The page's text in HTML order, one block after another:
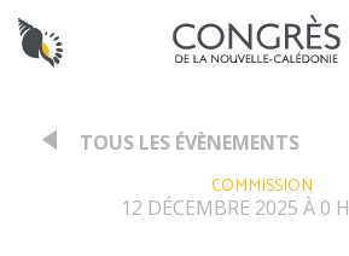
TOUS LES ÉVÈNEMENTS
COMMISSION
12 DÉCEMBRE 2025 À 0
Panneau de gestion des cookies